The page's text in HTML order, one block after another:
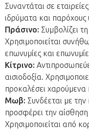
Συναντάται σε
ιδρύματα και παρόχους
Πράσινο: Συμβολίζει
Χρησιμοποιείται
επωνυμίες και
Κίτρινο:
αισιοδοξία.
προκαλέσει χαρούμενα
Μωβ: Συνδέεται με την
προσφέρει την αίσθηση
Χρησιμοποιείται από